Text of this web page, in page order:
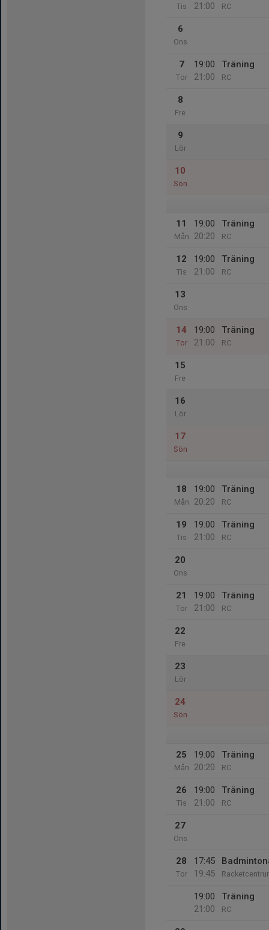
Tis
21:00
RC
6
Ons
7
Tor
19:00
21:00
Träning
RC
8
Fre
9
Lör
10
Sön
11
Mån
19:00
20:20
Träning
RC
12
Tis
19:00
21:00
Träning
RC
13
Ons
14
Tor
19:00
21:00
Träning
RC
15
Fre
16
Lör
17
Sön
18
Mån
19:00
20:20
Träning
RC
19
Tis
19:00
21:00
Träning
RC
20
Ons
21
Tor
19:00
21:00
Träning
RC
22
Fre
23
Lör
24
Sön
25
Mån
19:00
20:20
Träning
RC
26
Tis
19:00
21:00
Träning
RC
27
Ons
28
Tor
17:45
19:45
19:00
21:00
Träning
RC